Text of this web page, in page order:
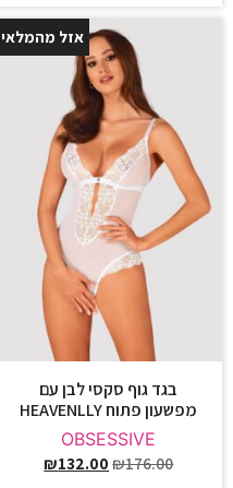
25%
בגד גוף סקסי לבן עם
מפשעון פתוח HEAVENLLY
OBSESSIVE
₪176.00
₪132.00
אזל מהמלאי